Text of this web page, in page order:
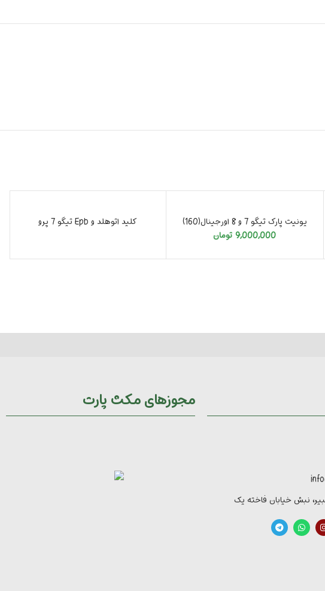
یونیت پارک تیگو 7 و 8 اورجینال(160)
9,000,000 تومان
کلید اتوهلد و Epb تیگو 7 پرو
کبیر، نبش خیابان فاخته یک
مجوزهای مکث پارت